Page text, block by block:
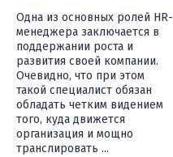
Одна из основных ролей HR-
менеджера заключается в
поддержании роста и
развития своей компании.
Очевидно, что при этом
такой специалист обязан
обладать четким видением
того, куда движется
организация и мощно
транслировать ...